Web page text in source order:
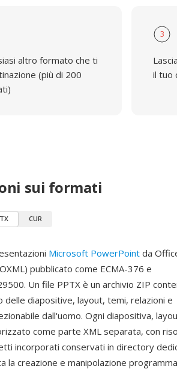
altro formato che ti
(più di 200
3
il tuo
sui formati
CUR
Microsoft PowerPoint da
pubblicato come ECMA-376 e
Un file PPTX è un archivio ZIP
delle diapositive, layout, temi, relazioni e
dall'uomo. Ogni diapositiva,
come parte XML separata, con
incorporati conservati in directory
la creazione e manipolazione